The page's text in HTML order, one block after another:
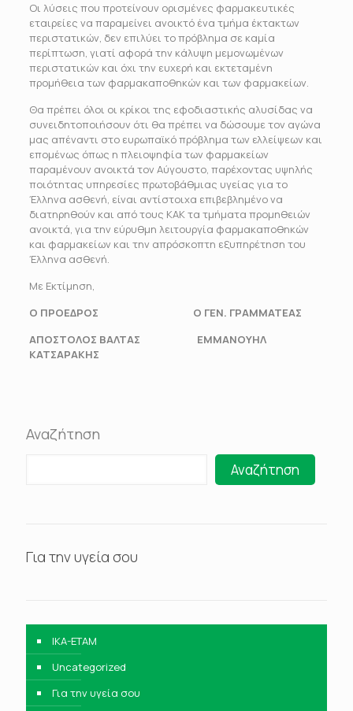
Οι λύσεις που προτείνουν ορισμένες φαρμακευτικές
εταιρείες να παραμείνει ανοικτό ένα τμήμα έκτακτων
περιστατικών, δεν επιλύει το πρόβλημα σε καμία
περίπτωση, γιατί αφορά την κάλυψη μεμονωμένων
περιστατικών και όχι την ευχερή και εκτεταμένη
προμήθεια των φαρμακαποθηκών και των φαρμακείων.
Θα πρέπει όλοι οι κρίκοι της εφοδιαστικής αλυσίδας να
συνειδητοποιήσουν ότι θα πρέπει να δώσουμε τον αγώνα
μας απέναντι στο ευρωπαϊκό πρόβλημα των ελλείψεων και
επομένως όπως η πλειοψηφία των φαρμακείων
παραμένουν ανοικτά τον Αύγουστο, παρέχοντας υψηλής
ποιότητας υπηρεσίες πρωτοβάθμιας υγείας για το
Έλληνα ασθενή, είναι αντίστοιχα επιβεβλημένο να
διατηρηθούν και από τους ΚΑΚ τα τμήματα προμηθειών
ανοικτά, για την εύρυθμη λειτουργία φαρμακαποθηκών
και φαρμακείων και την απρόσκοπτη εξυπηρέτηση του
Έλληνα ασθενή.
Με Εκτίμηση,
Ο ΠΡΟΕΔΡΟΣ Ο ΓΕΝ. ΓΡΑΜΜΑΤΕΑΣ
ΑΠΟΣΤΟΛΟΣ ΒΑΛΤΑΣ ΕΜΜΑΝΟΥΗΛ
ΚΑΤΣΑΡΑΚΗΣ
Αναζήτηση
Αναζήτηση
Για την υγεία σου
IKA-ETAM
Uncategorized
Για την υγεία σου